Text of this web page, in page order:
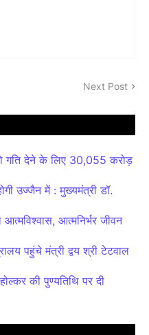
Next Post
देने के लिए 30,055 करोड़
उज्जैन में : मुख्यमंत्री डॉ.
आत्मनिर्भर जीवन
पहुंचे मंत्री द्वय श्री टेटवाल
की पुण्यतिथि पर दी